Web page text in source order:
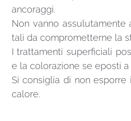
ancoraggi.
Non vanno assulutamente
tali da comprometterne la
I trattamenti superficiali
e la colorazione se eposti
Si consiglia di non
calore.